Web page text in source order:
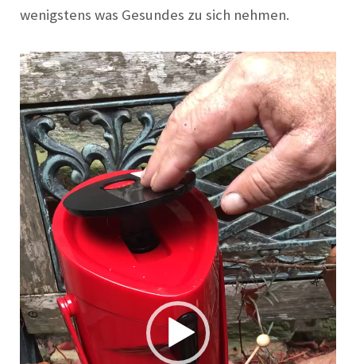
wenigstens was Gesundes zu sich nehmen.
Video-
Player